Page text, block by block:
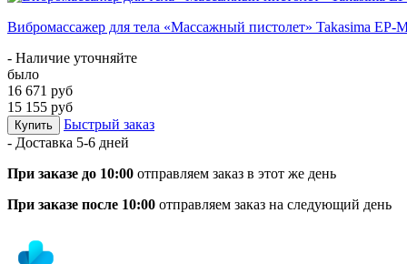
Вибромассажер для тела «Массажный пистолет» Takasima EP-
- Наличие уточняйте
было
16 671 руб
15 155 руб
Купить
Быстрый заказ
- Доставка 5-6 дней
При заказе до 10:00 отправляем заказ в этот же день
При заказе после 10:00 отправляем заказ на следующий день